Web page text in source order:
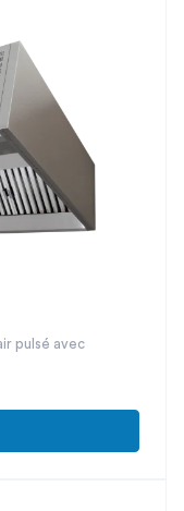
pulsé avec